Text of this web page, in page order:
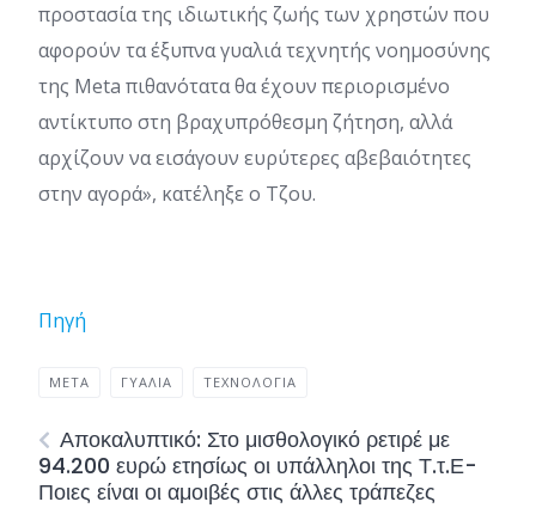
προστασία της ιδιωτικής ζωής των χρηστών που
αφορούν τα έξυπνα γυαλιά τεχνητής νοημοσύνης
της Meta πιθανότατα θα έχουν περιορισμένο
αντίκτυπο στη βραχυπρόθεσμη ζήτηση, αλλά
αρχίζουν να εισάγουν ευρύτερες αβεβαιότητες
στην αγορά», κατέληξε ο Τζου.
Πηγή
META ΓΥΑΛΙΆ ΤΕΧΝΟΛΟΓΊΑ
Αποκαλυπτικό: Στο μισθολογικό ρετιρέ με
94.200 ευρώ ετησίως οι υπάλληλοι της Τ.τ.Ε-
Ποιες είναι οι αμοιβές στις άλλες τράπεζες